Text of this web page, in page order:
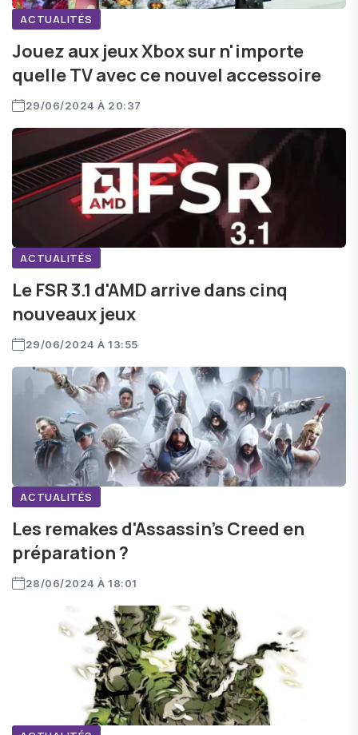
ACTUALITÉS
Jouez aux jeux Xbox sur n'importe
quelle TV avec ce nouvel accessoire
29/06/2024 À 20:37
ACTUALITÉS
Le FSR 3.1 d'AMD arrive dans cinq
nouveaux jeux
29/06/2024 À 13:55
ACTUALITÉS
Les remakes d'Assassin's Creed en
préparation ?
28/06/2024 À 18:01